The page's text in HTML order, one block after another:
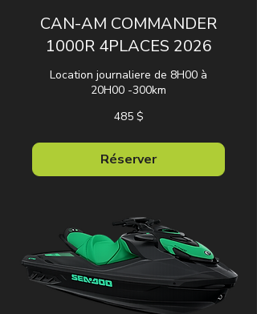
CAN-AM COMMANDER
1000R 4PLACES 2026
Location journaliere de 8H00 à
20H00 -300km
485 $
Réserver